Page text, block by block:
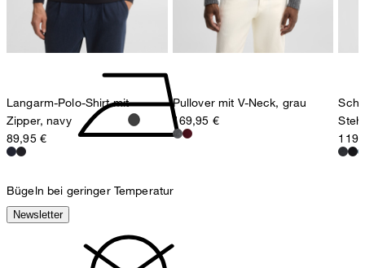
nicht Trommeltrocknen
Bügeln bei geringer Temperatur
Langarm-Polo-Shirt mit
Zipper, navy
89,95 €
Pullover mit V-Neck, grau
169,95 €
Newsletter